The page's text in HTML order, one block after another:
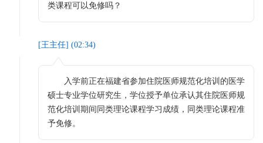
类课程可以免修吗？
[王主任] (02:34)
入学前正在福建省参加住院医师规范化培训的医学
硕士专业学位研究生，学位授予单位承认其住院医师规
范化培训期间同类理论课程学习成绩，同类理论课程准
予免修。